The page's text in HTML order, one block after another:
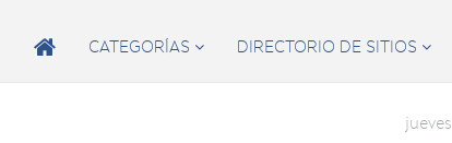
 CATEGORÍAS  DIRECTORIO DE SITIOS 
jueves